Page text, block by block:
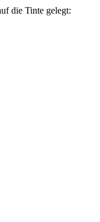
die Tinte gelegt: